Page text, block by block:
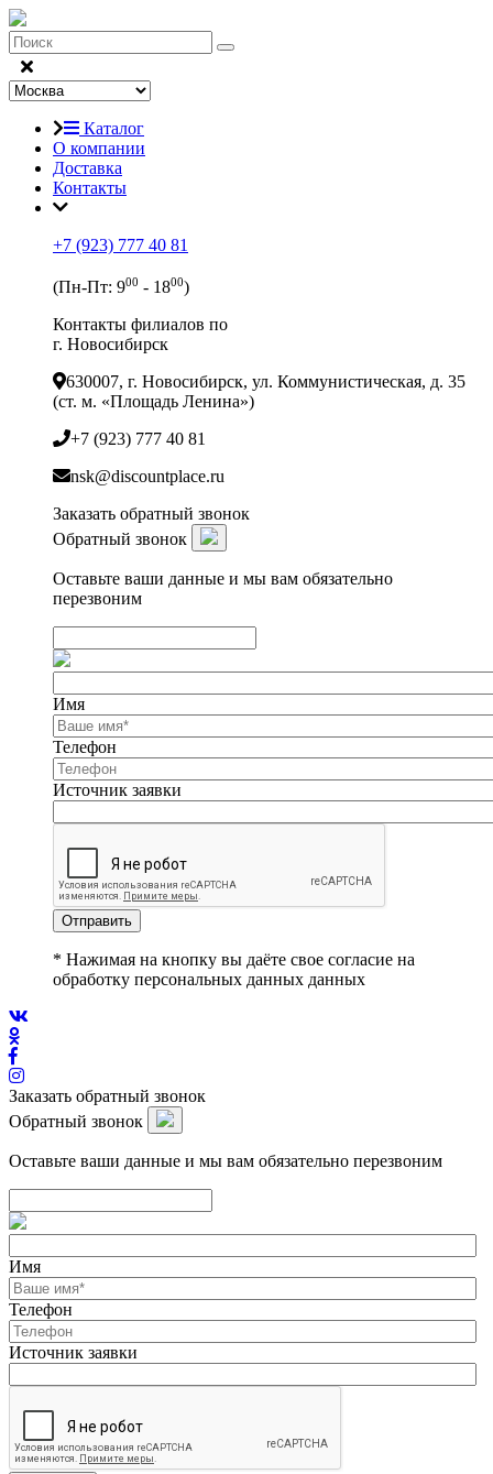
Каталог
О компании
Доставка
Контакты
+7 (923) 777 40 81
(Пн-Пт: 900 - 1800)
Контакты филиалов по
г. Новосибирск
630007, г. Новосибирск, ул. Коммунистическая, д. 35
(ст. м. «Площадь Ленина»)
+7 (923) 777 40 81
nsk@discountplace.ru
Заказать обратный звонок
Обратный звонок
Оставьте ваши данные и мы вам обязательно
перезвоним
Имя
Телефон
Источник заявки
Отправить
* Нажимая на кнопку вы даёте свое согласие на
обработку персональных данных данных
Заказать обратный звонок
Обратный звонок
Оставьте ваши данные и мы вам обязательно перезвоним
Имя
Телефон
Источник заявки